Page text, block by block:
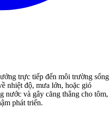
trực tiếp đến môi trường sống
nhiệt độ, mưa lớn, hoặc gió
nước và gây căng thẳng cho tôm,
phát triển.